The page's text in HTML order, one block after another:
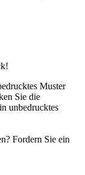
Muster
Sie die
unbedrucktes
Fordern Sie ein